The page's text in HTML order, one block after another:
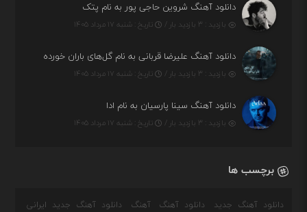
دانلود آهنگ شروین حاجی پور به نام پتک
بازدید : ۳ بازدید بار / تاریخ : شنبه ۱۷ مرداد ۱۴۰۵
دانلود آهنگ علیرضا قربانی به نام گل‌های باران خورده
بازدید : ۳ بازدید بار / تاریخ : شنبه ۱۷ مرداد ۱۴۰۵
دانلود آهنگ سینا پارسیان به نام ادا
بازدید : ۳ بازدید بار / تاریخ : شنبه ۱۷ مرداد ۱۴۰۵
برچسب ها
دانلود آهنگ جدید دانلود آهنگ آهنگ
دانلود آهنگ جدید ایرانی